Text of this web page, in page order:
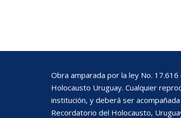
Obra amparada por la ley No.
Holocausto Uruguay. Cualquier
institución, y deberá ser
Recordatorio del Holocausto,